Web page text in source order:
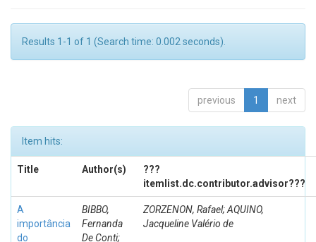
Results 1-1 of 1 (Search time: 0.002 seconds).
previous 1 next
Item hits:
Title Author(s)
???
itemlist.dc.contributor.advisor???
A
importância
do
BIBBO,
Fernanda
De Conti;
ZORZENON, Rafael; AQUINO,
Jacqueline Valério de